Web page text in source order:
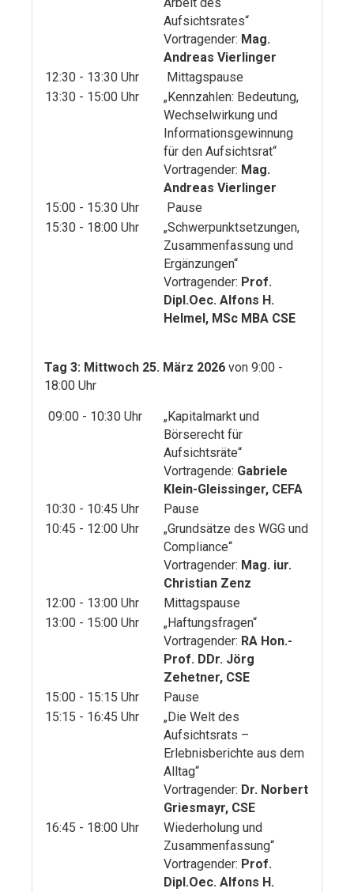
Aufsichtsrates“
Vortragender: Mag.
Andreas Vierlinger
12:30 - 13:30 Uhr
Mittagspause
13:30 - 15:00 Uhr
„Kennzahlen: Bedeutung,
Wechselwirkung und
Informationsgewinnung
für den Aufsichtsrat“
Vortragender: Mag.
Andreas Vierlinger
15:00 - 15:30 Uhr
Pause
15:30 - 18:00 Uhr
„Schwerpunktsetzungen,
Zusammenfassung und
Ergänzungen“
Vortragender: Prof.
Dipl.Oec. Alfons H.
Helmel, MSc MBA CSE
Tag 3: Mittwoch 25. März 2026 von 9:00 -
18:00 Uhr
09:00 - 10:30 Uhr
„Kapitalmarkt und
Börserecht für
Aufsichtsräte“
Vortragende: Gabriele
Klein-Gleissinger, CEFA
10:30 - 10:45 Uhr
Pause
10:45 - 12:00 Uhr
„Grundsätze des WGG und
Compliance“
Vortragender: Mag. iur.
Christian Zenz
12:00 - 13:00 Uhr
Mittagspause
13:00 - 15:00 Uhr
„Haftungsfragen“
Vortragender: RA Hon.-
Prof. DDr. Jörg
Zehetner, CSE
15:00 - 15:15 Uhr
Pause
15:15 - 16:45 Uhr
„Die Welt des
Aufsichtsrats –
Erlebnisberichte aus dem
Alltag“
Vortragender: Dr. Norbert
Griesmayr, CSE
16:45 - 18:00 Uhr
Wiederholung und
Zusammenfassung“
Vortragender: Prof.
Dipl.Oec. Alfons H.